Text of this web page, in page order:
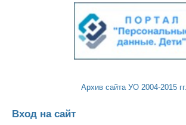
Архив сайта УО 2004-2015 гг.
Вход на сайт